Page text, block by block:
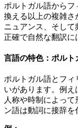
ポルトガル語からフ
換える以上の複雑さ
ニュアンス、そして
正確で自然な翻訳に
言語の特色：ポルト
ポルトガル語とフ
いがあります。例え
人称や時制によっ
ン語は動詞に接辞を